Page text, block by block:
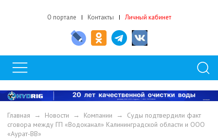
О портале Контакты Личный кабинет
Главная → Новости → Компании → Суды подтвердили факт
сговора между ГП «Водоканал» Калининградской области и ООО
«Аурат-ВВ»